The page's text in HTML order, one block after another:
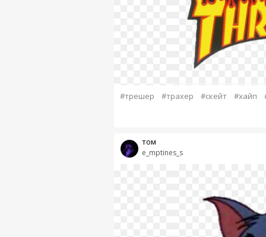
#трешер #трахер #скейт #хайп
e_mptines_s
том